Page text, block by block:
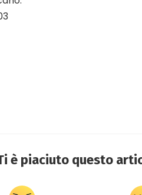
è piaciuto questo